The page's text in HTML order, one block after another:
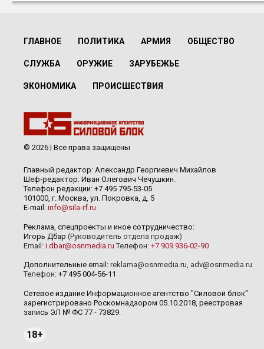
ГЛАВНОЕ ПОЛИТИКА АРМИЯ ОБЩЕСТВО
СЛУЖБА ОРУЖИЕ ЗАРУБЕЖЬЕ
ЭКОНОМИКА ПРОИСШЕСТВИЯ
© 2026 | Все права защищены
Главный редактор: Александр Георгиевич Михайлов
Шеф-редактор: Иван Олегович Чечушкин.
Телефон редакции: +7 495 795-53-05
101000, г. Москва, ул. Покровка, д. 5
E-mail: info@sila-rf.ru
Реклама, спецпроекты и иное сотрудничество:
Игорь Дбар (Руководитель отдела продаж)
Email: i.dbar@osnmedia.ru Телефон: +7 909 936-02-90
Дополнительные email: reklama@osnmedia.ru, adv@osnmedia.ru
Телефон: +7 495 004-56-11
Сетевое издание Информационное агентство "Силовой блок"
зарегистрировано Роскомнадзором 05.10.2018, реестровая
запись ЭЛ № ФС 77 - 73829.
18+